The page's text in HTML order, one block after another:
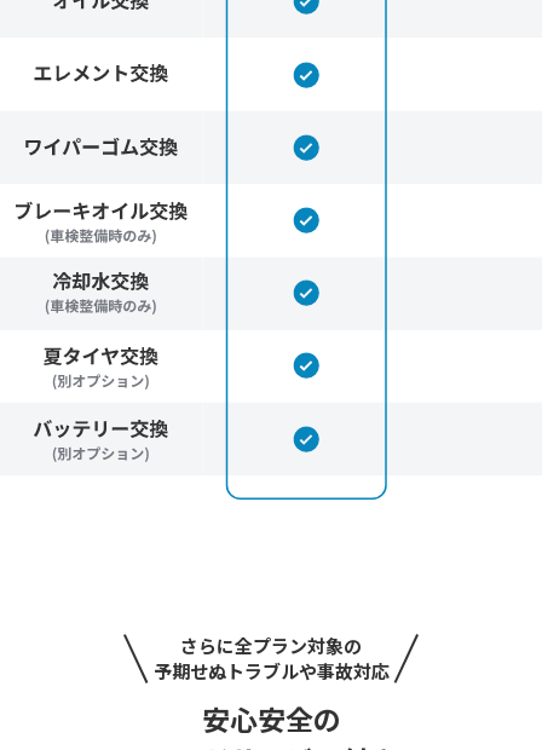
さらに全プラン対象の
予期せぬトラブルや事故対応
安心安全の